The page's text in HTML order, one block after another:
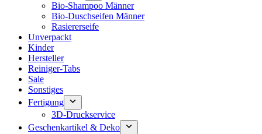
Bio-Shampoo Männer
Bio-Duschseifen Männer
Rasiererseife
Unverpackt
Kinder
Hersteller
Reiniger-Tabs
Sale
Sonstiges
Fertigung
3D-Druckservice
Geschenkartikel & Deko